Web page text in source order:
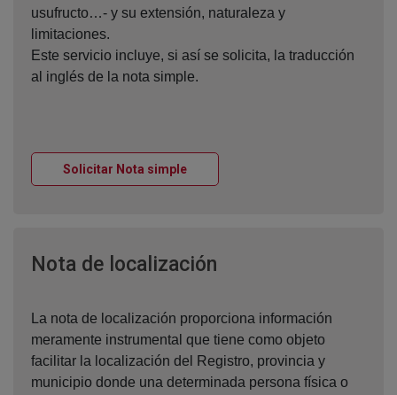
usufructo…- y su extensión, naturaleza y
limitaciones.
Este servicio incluye, si así se solicita, la traducción
al inglés de la nota simple.
Solicitar Nota simpleVentana nueva
Nota de localización
La nota de localización proporciona información
meramente instrumental que tiene como objeto
facilitar la localización del Registro, provincia y
municipio donde una determinada persona física o